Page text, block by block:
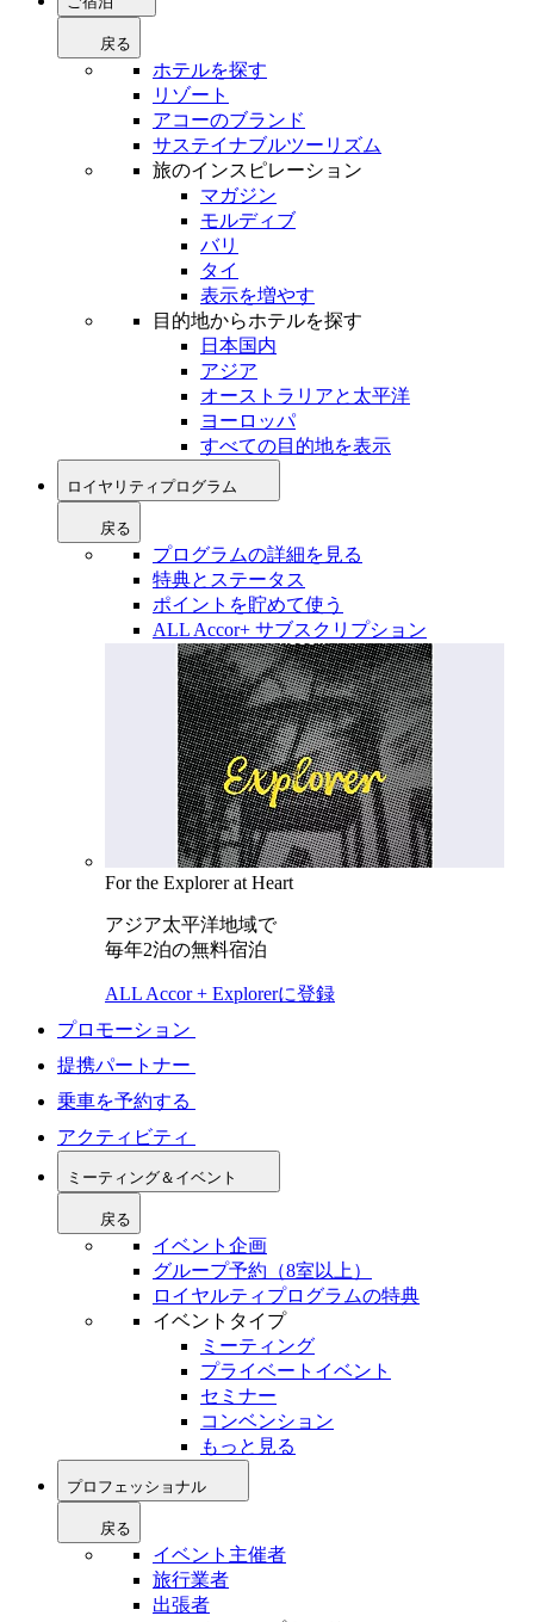
戻る
ホテルを探す
リゾート
アコーのブランド
サステイナブルツーリズム
旅のインスピレーション
マガジン
モルディブ
バリ
タイ
表示を増やす
目的地からホテルを探す
日本国内
アジア
オーストラリアと太平洋
ヨーロッパ
すべての目的地を表示
ロイヤリティプログラム
戻る
プログラムの詳細を見る
特典とステータス
ポイントを貯めて使う
ALL Accor+ サブスクリプション
For the Explorer at Heart
アジア太平洋地域で
毎年2泊の無料宿泊
ALL Accor + Explorerに登録
プロモーション
提携パートナー
乗車を予約する
アクティビティ
ミーティング＆イベント
戻る
イベント企画
グループ予約（8室以上）
ロイヤルティプログラムの特典
イベントタイプ
ミーティング
プライベートイベント
セミナー
コンベンション
もっと見る
プロフェッショナル
戻る
イベント主催者
旅行業者
出張者